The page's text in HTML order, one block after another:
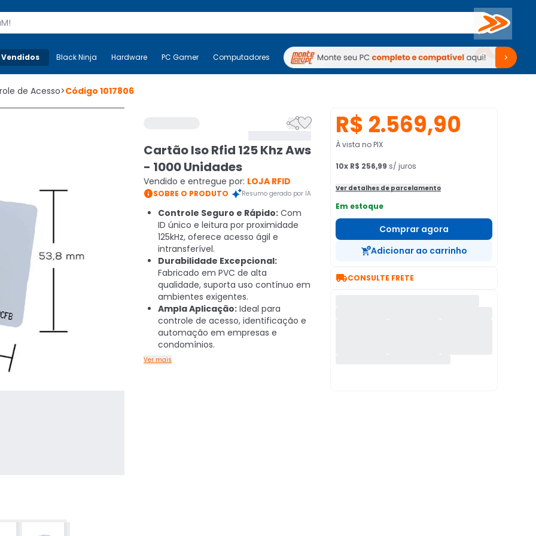
Buscar
Mais-v- Black Ninja Hardware PC Gamer Computadores Periféricos TV Venda no KaBuM!
Black Ninja Hardware PC Gamer Computadores Periféricos TV Venda no KaBuM!
de Acesso>Código 1017806

Cartão Iso Rfid 125 Khz Aws
- 1000 Unidades
Vendido e entregue por: LOJA RFID
SOBRE O PRODUTO Resumo gerado por IA
Controle Seguro e Rápido: Com
ID único e leitura por proximidade
125kHz, oferece acesso ágil e
intransferível.
Durabilidade Excepcional:
Fabricado em PVC de alta
qualidade, suporta uso contínuo em
ambientes exigentes.
Ampla Aplicação: Ideal para
controle de acesso, identificação e
automação em empresas e
condomínios.
Ver mais
R$ 2.569,90
À vista no PIX
10x R$ 256,99 s/ juros
Ver detalhes de parcelamento
Em estoque
Comprar agora
Adicionar ao carrinho
CONSULTE FRETE